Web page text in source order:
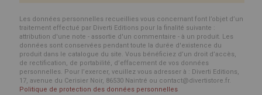
Les données personnelles recueillies vous concernant font l’objet d’un
traitement effectué par Diverti Editions pour la finalité suivante :
attribution d'une note - assortie d'un commentaire - à un produit. Les
données sont conservées pendant toute la durée d'existence du
produit dans le catalogue du site. Vous bénéficiez d’un droit d’accès,
de rectification, de portabilité, d’effacement de vos données
personnelles. Pour l’exercer, veuillez vous adresser à : Diverti Editions,
17, avenue du Cerisier Noir, 86530 Naintré ou contact@divertistore.fr.
Politique de protection des données personnelles